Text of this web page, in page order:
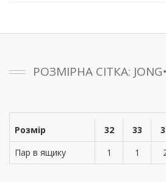
РОЗМІРНА СІТКА:
Розмір 32 33
Пар в ящику
1 1